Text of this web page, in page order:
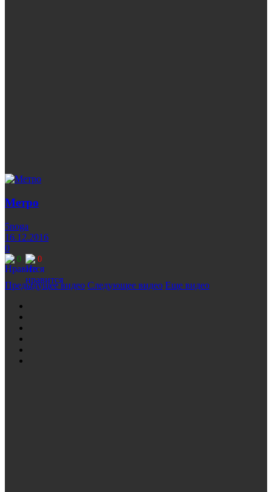
Метро
5noga
16.12.2016
0
0 0
Предыдущее видео Следующее видео Еще видео